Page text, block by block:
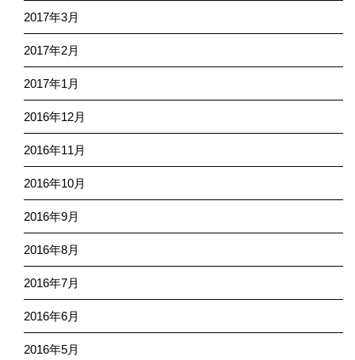
2017年3月
2017年2月
2017年1月
2016年12月
2016年11月
2016年10月
2016年9月
2016年8月
2016年7月
2016年6月
2016年5月